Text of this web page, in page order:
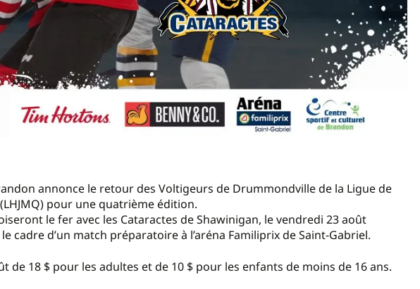
annonce le retour des Voltigeurs de Drummondville de la Ligue de
pour une quatrième édition.
le fer avec les Cataractes de Shawinigan, le vendredi 23 août
cadre d’un match préparatoire à l’aréna Familiprix de Saint-Gabriel.
de 18 $ pour les adultes et de 10 $ pour les enfants de moins de 16 ans.